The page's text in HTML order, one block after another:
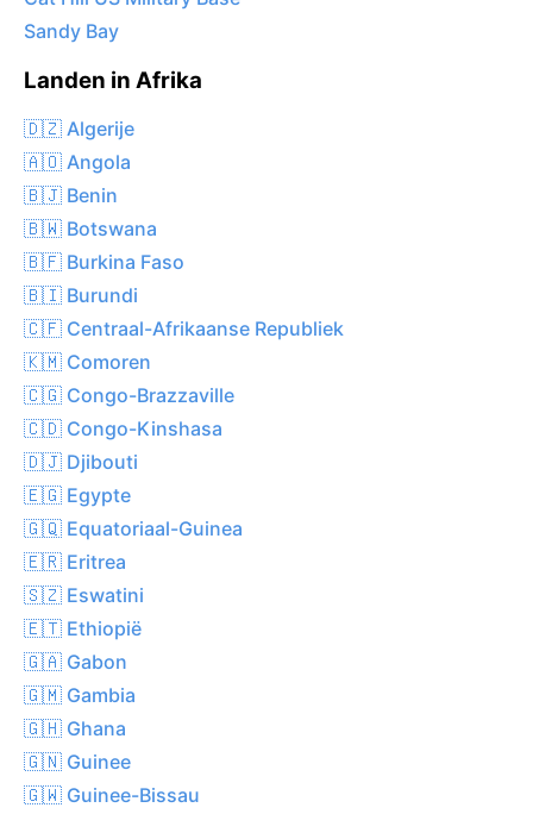
Sandy Bay
Landen in Afrika
🇩🇿 Algerije
🇦🇴 Angola
🇧🇯 Benin
🇧🇼 Botswana
🇧🇫 Burkina Faso
🇧🇮 Burundi
🇨🇫 Centraal-Afrikaanse Republiek
🇰🇲 Comoren
🇨🇬 Congo-Brazzaville
🇨🇩 Congo-Kinshasa
🇩🇯 Djibouti
🇪🇬 Egypte
🇬🇶 Equatoriaal-Guinea
🇪🇷 Eritrea
🇸🇿 Eswatini
🇪🇹 Ethiopië
🇬🇦 Gabon
🇬🇲 Gambia
🇬🇭 Ghana
🇬🇳 Guinee
🇬🇼 Guinee-Bissau